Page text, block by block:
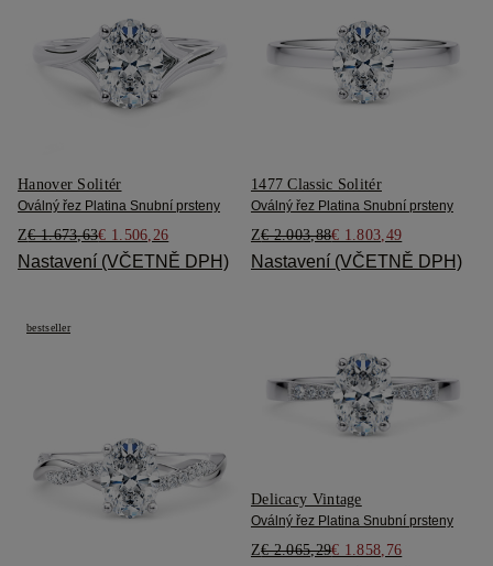
Hanover Solitér
Oválný řez Platina Snubní prsteny
Z€ 1.673,63€ 1.506,26
Nastavení (VČETNĚ DPH)
1477 Classic Solitér
Oválný řez Platina Snubní prsteny
Z€ 2.003,88€ 1.803,49
Nastavení (VČETNĚ DPH)
bestseller
Delicacy Vintage
Oválný řez Platina Snubní prsteny
Z€ 2.065,29€ 1.858,76